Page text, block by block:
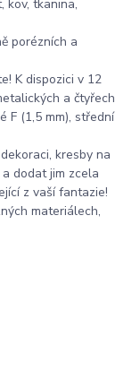
kov, tkanina,
porézních a
K dispozici v 12
a čtyřech
F (1,5 mm), střední
kresby na
dodat jim zcela
z vaší fantazie!
materiálech,